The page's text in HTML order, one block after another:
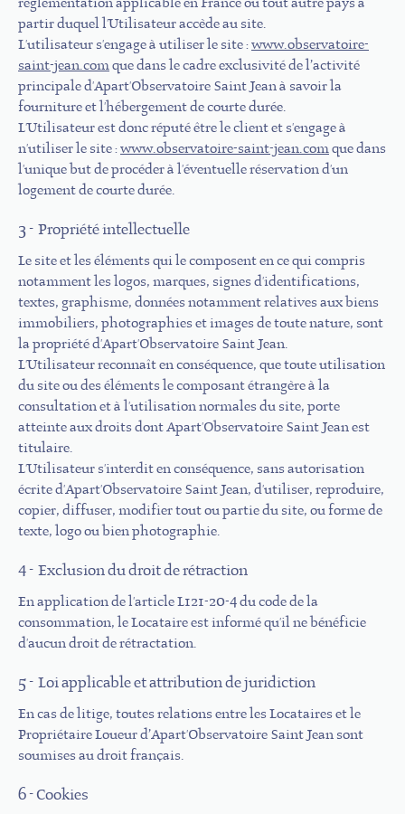
réglementation applicable en France ou tout autre pays à
partir duquel l'Utilisateur accède au site.
L'utilisateur s'engage à utiliser le site :www.observatoire-
saint-jean.comque dans le cadre exclusivité de l’activité
principale d'Apart'Observatoire Saint Jean à savoir la
fourniture et l'hébergement de courte durée.
L'Utilisateur est donc réputé être le client et s'engage à
n'utiliser le site :www.observatoire-saint-jean.comque dans
l'unique but de procéder à l'éventuelle réservation d'un
logement de courte durée.
3 - Propriété intellectuelle
Le site et les éléments qui le composent en ce qui compris
notamment les logos, marques, signes d'identifications,
textes, graphisme, données notamment relatives aux biens
immobiliers, photographies et images de toute nature, sont
la propriété d'Apart'Observatoire Saint Jean.
L'Utilisateur reconnaît en conséquence, que toute utilisation
du site ou des éléments le composant étrangère à la
consultation et à l'utilisation normales du site, porte
atteinte aux droits dont Apart'Observatoire Saint Jean est
titulaire.
L'Utilisateur s'interdit en conséquence, sans autorisation
écrite d'Apart'Observatoire Saint Jean, d'utiliser, reproduire,
copier, diffuser, modifier tout ou partie du site, ou forme de
texte, logo ou bien photographie.
4 - Exclusion du droit de rétraction
En application de l'article L121-20-4 du code de la
consommation, le Locataire est informé qu'il ne bénéficie
d'aucun droit de rétractation.
5 - Loi applicable et attribution de juridiction
En cas de litige, toutes relations entre les Locataires et le
Propriétaire Loueur d’Apart'Observatoire Saint Jean sont
soumises au droit français.
6 - Cookies